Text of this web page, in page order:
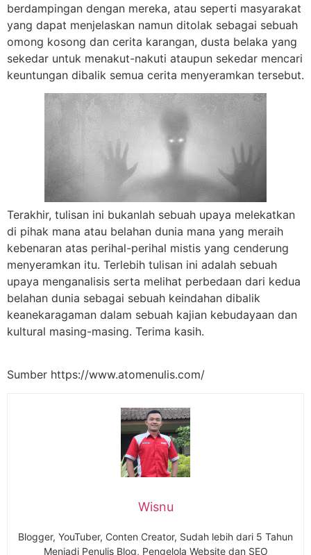
berdampingan dengan mereka, atau seperti masyarakat
yang dapat menjelaskan namun ditolak sebagai sebuah
omong kosong dan cerita karangan, dusta belaka yang
sekedar untuk menakut-nakuti ataupun sekedar mencari
keuntungan dibalik semua cerita menyeramkan tersebut.
Terakhir, tulisan ini bukanlah sebuah upaya melekatkan
di pihak mana atau belahan dunia mana yang meraih
kebenaran atas perihal-perihal mistis yang cenderung
menyeramkan itu. Terlebih tulisan ini adalah sebuah
upaya menganalisis serta melihat perbedaan dari kedua
belahan dunia sebagai sebuah keindahan dibalik
keanekaragaman dalam sebuah kajian kebudayaan dan
kultural masing-masing. Terima kasih.
Sumber https://www.atomenulis.com/
Wisnu
Blogger, YouTuber, Conten Creator, Sudah lebih dari 5 Tahun
Menjadi Penulis Blog, Pengelola Website dan SEO